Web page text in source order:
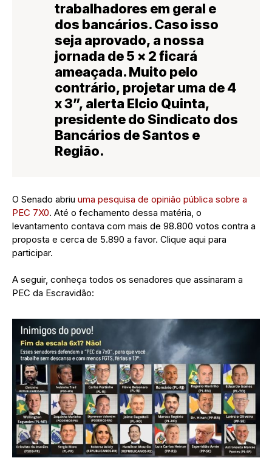
trabalhadores em geral e
dos bancários. Caso isso
seja aprovado, a nossa
jornada de 5 x 2 ficará
ameaçada. Muito pelo
contrário, projetar uma de 4
x 3”, alerta Elcio Quinta,
presidente do Sindicato dos
Bancários de Santos e
Região.
O Senado abriu uma pesquisa de opinião pública sobre a
PEC 7X0. Até o fechamento dessa matéria, o
levantamento contava com mais de 98.800 votos contra a
proposta e cerca de 5.890 a favor. Clique aqui para
participar.
A seguir, conheça todos os senadores que assinaram a
PEC da Escravidão: